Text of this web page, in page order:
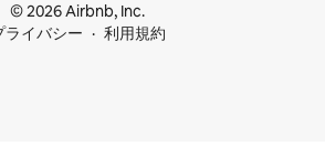
© 2026 Airbnb, Inc.
ライバシー
利用規約